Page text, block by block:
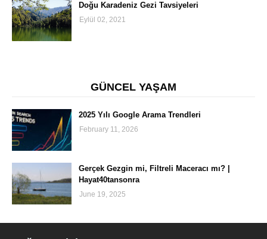
Doğu Karadeniz Gezi Tavsiyeleri
Eylül 02, 2021
GÜNCEL YAŞAM
2025 Yılı Google Arama Trendleri
February 11, 2026
Gerçek Gezgin mi, Filtreli Maceracı mı? |
Hayat40tansonra
June 19, 2025